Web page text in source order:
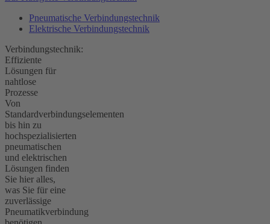
Pneumatische Verbindungstechnik
Elektrische Verbindungstechnik
Verbindungstechnik:
Effiziente
Lösungen für
nahtlose
Prozesse
Von
Standardverbindungselementen
bis hin zu
hochspezialisierten
pneumatischen
und elektrischen
Lösungen finden
Sie hier alles,
was Sie für eine
zuverlässige
Pneumatikverbindung